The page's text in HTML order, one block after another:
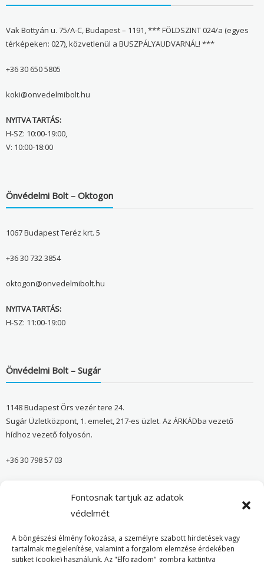
Fontosnak tartjuk az adatok
védelmét
A böngészési élmény fokozása, a személyre szabott hirdetések vagy
tartalmak megjelenítése, valamint a forgalom elemzése érdekében
sütiket (cookie) használunk. Az "Elfogadom" gombra kattintva
Vak Bottyán u. 75/A-C, Budapest – 1191, *** FÖLDSZINT 024/a (egyes
térképeken: 027), közvetlenül a BUSZPÁLYAUDVARNÁL! ***
+36 30 650 5805
koki@onvedelmibolt.hu
NYITVA TARTÁS:
H-SZ: 10:00-19:00,
V: 10:00-18:00
Önvédelmi Bolt – Oktogon
1067 Budapest Teréz krt. 5
+36 30 732 3854
oktogon@onvedelmibolt.hu
NYITVA TARTÁS:
H-SZ: 11:00-19:00
Önvédelmi Bolt – Sugár
1148 Budapest Örs vezér tere 24.
Sugár Üzletközpont, 1. emelet, 217-es üzlet. Az ÁRKÁDba vezető
hídhoz vezető folyosón.
+36 30 798 57 03